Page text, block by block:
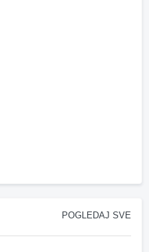
POGLEDAJ SVE